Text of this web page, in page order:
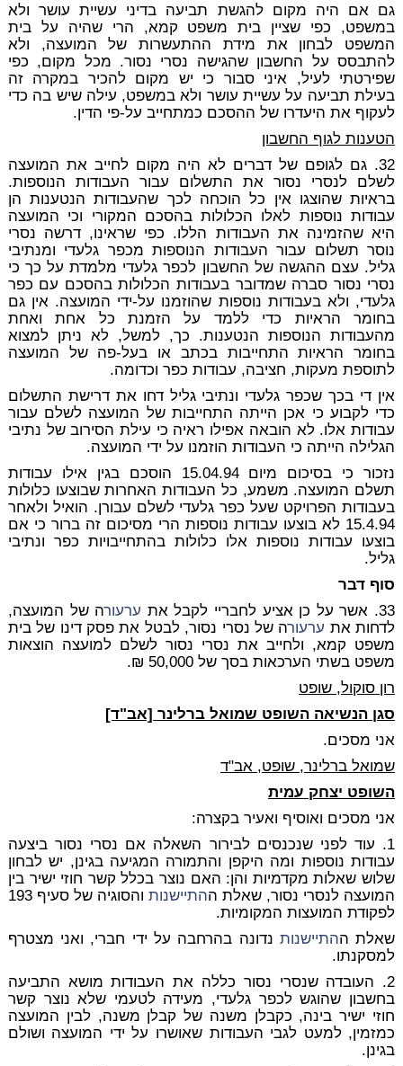
גם אם היה מקום להגשת תביעה בדיני עשיית עושר ולא
במשפט, כפי שציין בית משפט קמא, הרי שהיה על בית
המשפט לבחון את מידת ההתעשרות של המועצה, ולא
להתבסס על החשבון שהגישה נסרי נסור. מכל מקום, כפי
שפירטתי לעיל, איני סבור כי יש מקום להכיר במקרה זה
בעילת תביעה על עשיית עושר ולא במשפט, עילה שיש בה כדי
לעקוף את היעדרו של ההסכם כמתחייב על-פי הדין.
הטענות לגוף החשבון
32. גם לגופם של דברים לא היה מקום לחייב את המועצה
לשלם לנסרי נסור את התשלום עבור העבודות הנוספות.
בראיות שהוצגו אין כל הוכחה לכך שהעבודות הנטענות הן
עבודות נוספות לאלו הכלולות בהסכם המקורי וכי המועצה
היא שהזמינה את העבודות הללו. כפי שראינו, דרשה נסרי
נוסר תשלום עבור העבודות הנוספות מכפר גלעדי ומנתיבי
גליל. עצם ההגשה של החשבון לכפר גלעדי מלמדת על כך כי
נסרי נסור סברה שמדובר בעבודות הכלולות בהסכם עם כפר
גלעדי, ולא בעבודות נוספות שהוזמנו על-ידי המועצה. אין גם
בחומר הראיות כדי ללמד על הזמנת כל אחת ואחת
מהעבודות הנוספות הנטענות. כך, למשל, לא ניתן למצוא
בחומר הראיות התחייבות בכתב או בעל-פה של המועצה
לתוספת מעקות, חציבה, עבודות כפר וכדומה.
אין די בכך שכפר גלעדי ונתיבי גליל דחו את דרישת התשלום
כדי לקבוע כי אכן הייתה התחייבות של המועצה לשלם עבור
עבודות אלו. לא הובאה אפילו ראיה כי עילת הסירוב של נתיבי
הגלילה הייתה כי העבודות הוזמנו על ידי המועצה.
נזכור כי בסיכום מיום 15.04.94 הוסכם בגין אילו עבודות
תשלם המועצה. משמע, כל העבודות האחרות שבוצעו כלולות
בעבודות הפרויקט שעל כפר גלעדי לשלם עבורן. הואיל ולאחר
15.4.94 לא בוצעו עבודות נוספות הרי מסיכום זה ברור כי אם
בוצעו עבודות נוספות אלו כלולות בהתחייבויות כפר ונתיבי
גליל.
סוף דבר
33. אשר על כן אציע לחבריי לקבל את
ערעורה של המועצה,
לדחות את ערעורה של נסרי נסור, לבטל את פסק דינו של בית
משפט קמא, ולחייב את נסרי נסור לשלם למועצה הוצאות
משפט בשתי הערכאות בסך של 50,000 ₪.
רון סוקול, שופט
סגן הנשיאה השופט שמואל ברלינר [אב"ד]
אני מסכים.
שמואל ברלינר, שופט, אב"ד
השופט יצחק עמית
אני מסכים ואוסיף ואעיר בקצרה:
1. עוד לפני שנכנסים לבירור השאלה אם נסרי נסור ביצעה
עבודות נוספות ומה היקפן והתמורה המגיעה בגינן, יש לבחון
שלוש שאלות מקדמיות והן: האם נוצר בכלל קשר חוזי ישיר בין
המועצה לנסרי נסור, שאלת ההתיישנות
והסוגיה של סעיף 193
לפקודת המועצות המקומיות.
שאלת ההתיישנות נדונה בהרחבה על ידי חברי, ואני מצטרף
למסקנתו.
2. העובדה שנסרי נסור כללה את העבודות מושא התביעה
בחשבון שהוגש לכפר גלעדי, מעידה לטעמי שלא נוצר קשר
חוזי ישיר בינה, כקבלן משנה של קבלן משנה, לבין המועצה
כמזמין, למעט לגבי העבודות שאושרו על ידי המועצה ושולם
בגינן.